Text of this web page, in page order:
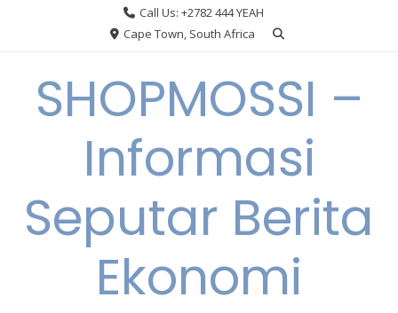
Call Us: +2782 444 YEAH
Cape Town, South Africa
SHOPMOSSI –
Informasi
Seputar Berita
Ekonomi